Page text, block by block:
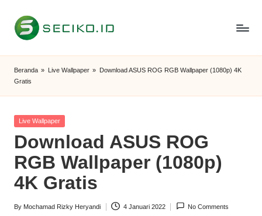
Skip
S
e
c
i
k
o
I
D
Beranda » Live Wallpaper » Download ASUS ROG RGB Wallpaper (1080p) 4K
Gratis
Posted
Live Wallpaper
Download ASUS ROG
RGB Wallpaper (1080p)
4K Gratis
Posted
By Mochamad Rizky Heryandi 4 Januari 2022 No Comments